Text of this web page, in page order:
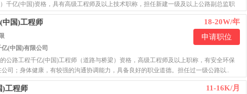
）千亿(中国)资格，具有高级工程师及以上技术职称，担任新建一级及以上公路副总监职
中国)工程师
(中国)有限公司
18-20W/年
申请职位
公路工程千亿(中国)工程师（道路与桥梁）资格，高级工程师及以上职称，有安全环保
司；身体健康，有较强的沟通协调能力，具备良好的职业道德。担任过一级公路以..
)工程师
11-16K/月